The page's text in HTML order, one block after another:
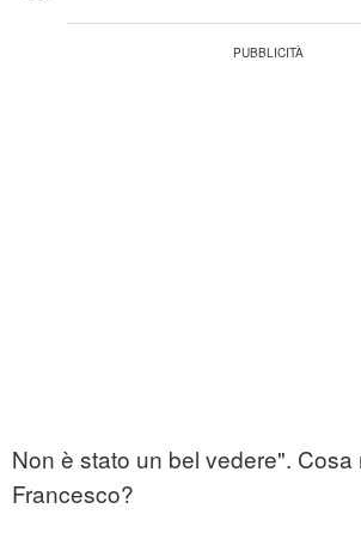
Non è stato un bel vedere". Cosa
Francesco?